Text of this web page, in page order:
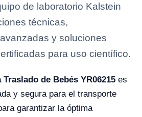
de laboratorio Kalstein
técnicas,
y soluciones
para uso científico.
de Bebés YR06215 es
y segura para el transporte
garantizar la óptima